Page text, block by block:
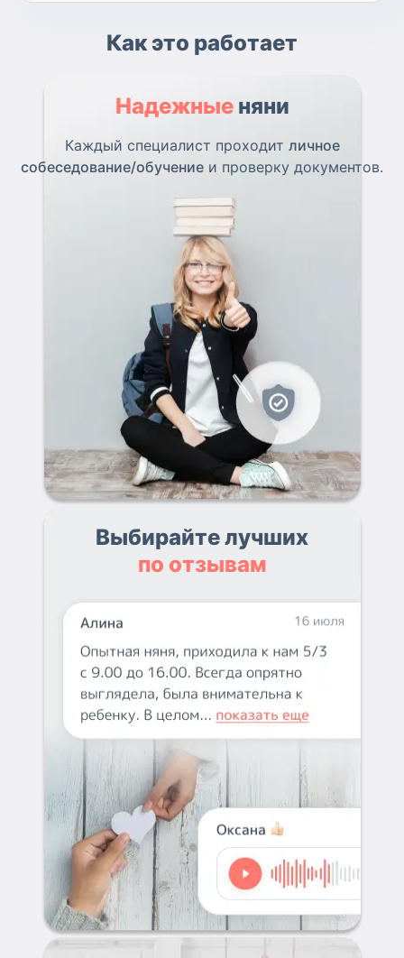
Как это работает
Надежные няни
Каждый специалист проходит личное
собеседование/обучение и проверку документов.
Выбирайте лучших
по отзывам